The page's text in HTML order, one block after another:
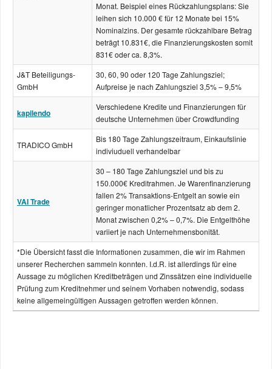
Monat. Beispiel eines Rückzahlungsplans: Sie
leihen sich 10.000 € für 12 Monate bei 15%
Nominalzins. Der gesamte rückzahlbare Betrag
beträgt 10.831€, die Finanzierungskosten somit
831€ oder ca. 8,3%.
J&T Beteiligungs-
GmbH
30, 60, 90 oder 120 Tage Zahlungsziel;
Aufpreise je nach Zahlungsziel 3,5% – 9,5%
kapilendo
Verschiedene Kredite und Finanzierungen für
deutsche Unternehmen über Crowdfunding
TRADICO GmbH
Bis 180 Tage Zahlungszeitraum, Einkaufslinie
indiviuduell verhandelbar
VAI Trade
30 – 180 Tage Zahlungsziel und bis zu
150.000€ Kreditrahmen. Je Warenfinanzierung
fallen 2% Transaktions-Entgelt an sowie ein
geringer monatlicher Prozentsatz ab dem 2.
Monat zwischen 0,2% – 0,7%. Die Entgelthöhe
variiert je nach Unternehmensbonität.
*Die Übersicht fasst die Informationen zusammen, die wir im Rahmen
unserer Recherchen sammeln konnten. I.d.R. ist allerdings für eine
Aussage zu möglichen Kreditbeträgen und Zinssätzen eine individuelle
Prüfung zum Kreditnehmer und seinem Vorhaben notwendig, sodass
keine allgemeingültigen Aussagen getroffen werden können.